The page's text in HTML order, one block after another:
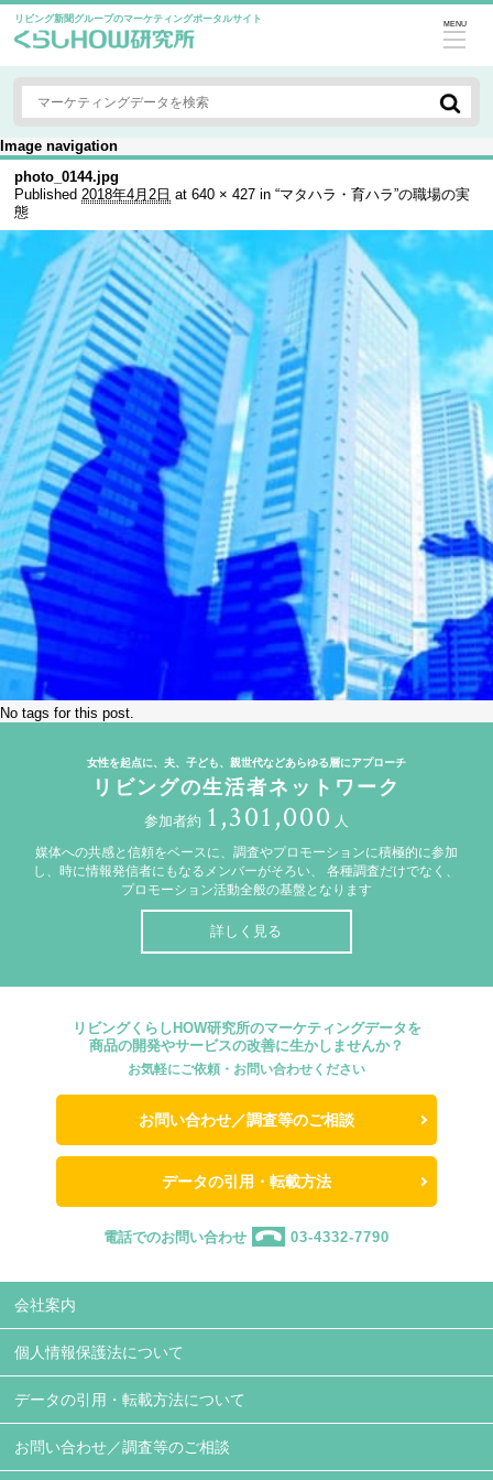
リビング新聞グループのマーケティングポータルサイト MENU
Image navigation
photo_0144.jpg
Published2018年4月2日 at640 × 427 in“マタハラ・育ハラ”の職場の実
態
No tags for this post.
女性を起点に、夫、子ども、親世代などあらゆる層にアプローチ
リビングの生活者ネットワーク
参加者約 1,301,000 人
媒体への共感と信頼をベースに、調査やプロモーションに積極的に参加
し、時に情報発信者にもなるメンバーがそろい、
各種調査だけでなく、
プロモーション活動全般の基盤となります
詳しく見る
リビングくらしHOW研究所のマーケティングデータを
商品の開発やサービスの改善に生かしませんか？
お気軽にご依頼・お問い合わせください
お問い合わせ／調査等のご相談
データの引用・転載方法
電話でのお問い合わせ 03-4332-7790
会社案内
個人情報保護法について
データの引用・転載方法について
お問い合わせ／調査等のご相談